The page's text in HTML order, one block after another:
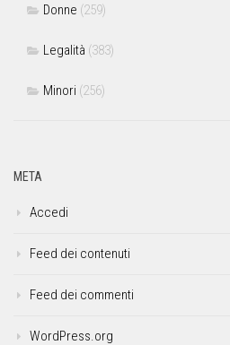
Donne (259)
Legalità (383)
Minori (256)
META
Accedi
Feed dei contenuti
Feed dei commenti
WordPress.org